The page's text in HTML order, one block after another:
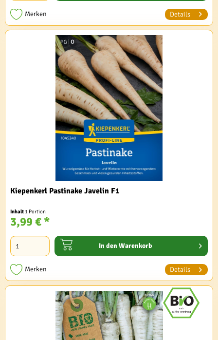
Merken Details
Kiepenkerl Pastinake Javelin F1
Inhalt 1 Portion
3,99 € *
In den Warenkorb
Merken Details